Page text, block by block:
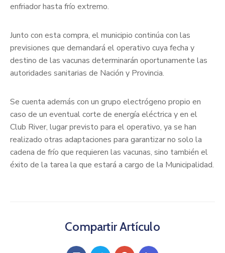
enfriador hasta frío extremo.
Junto con esta compra, el municipio continúa con las
previsiones que demandará el operativo cuya fecha y
destino de las vacunas determinarán oportunamente las
autoridades sanitarias de Nación y Provincia.
Se cuenta además con un grupo electrógeno propio en
caso de un eventual corte de energía eléctrica y en el
Club River, lugar previsto para el operativo, ya se han
realizado otras adaptaciones para garantizar no solo la
cadena de frío que requieren las vacunas, sino también el
éxito de la tarea la que estará a cargo de la Municipalidad.
Compartir Artículo